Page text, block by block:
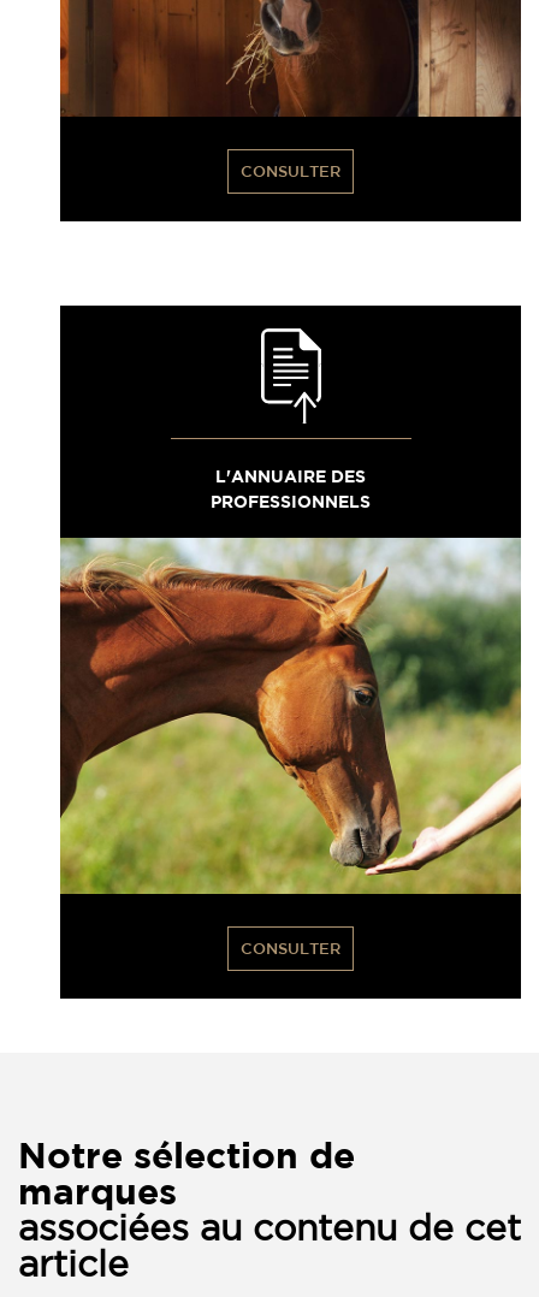
CONSULTER
L'ANNUAIRE DES
PROFESSIONNELS
CONSULTER
Notre sélection de
marques
associées au contenu de cet
article